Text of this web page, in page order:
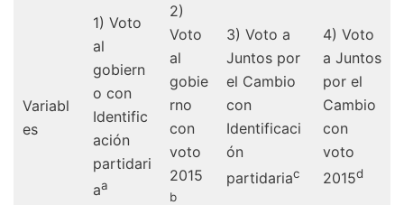
Variabl
es
1) Voto
al
gobiern
o con
Identific
ación
partidari
aa
2)
Voto
al
gobie
rno
con
voto
2015
b
3) Voto a
Juntos por
el Cambio
con
Identificaci
ón
partidariac
4) Voto
a Juntos
por el
Cambio
con
voto
2015d